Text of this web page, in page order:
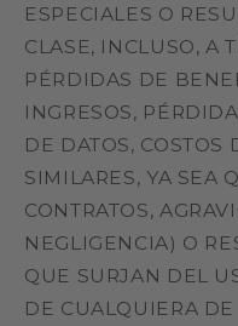
ESPECIALES O
CLASE, INCLUSO, A
PÉRDIDAS DE
INGRESOS,
DE DATOS,
SIMILARES, YA SEA
CONTRATOS,
NEGLIGENCIA) O
QUE SURJAN DEL
DE CUALQUIERA